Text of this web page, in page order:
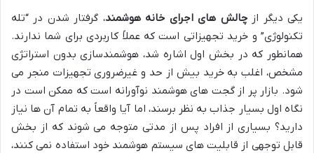
یکی دیگر ازچالش های اجرای خانه هوشمند، گرفتار شدن در “تله
تکنولوژی” و خرید تجهیزاتی است که عملاً کاربردی برای شما ندارند.
همانطور که در بخش اول اشاره شد، هوشمندسازی بدون استراتژی
مشخص، اغلب به خرید بیش از حد و غیرضروری تجهیزات منجر می
شود. بازار پر از گجت های هوشمند نوآورانه است که ممکن است در
نگاه اول بسیار جذاب به نظر برسند، اما آیا واقعاً به تمام آن ها نیاز
دارید؟ بسیاری از افراد پس از مدتی متوجه می شوند که از بخش
قابل توجهی از قابلیت های سیستم هوشمند خود استفاده نمی کنند،